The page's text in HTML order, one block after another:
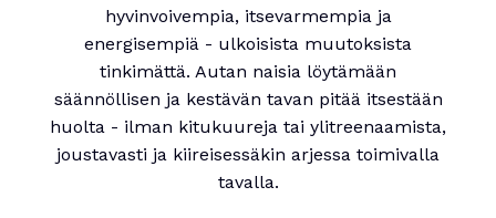
hyvinvoivempia, itsevarmempia ja
energisempiä - ulkoisista muutoksista
tinkimättä. Autan naisia löytämään
säännöllisen ja kestävän tavan pitää itsestään
huolta - ilman kitukuureja tai ylitreenaamista,
joustavasti ja kiireisessäkin arjessa toimivalla
tavalla.